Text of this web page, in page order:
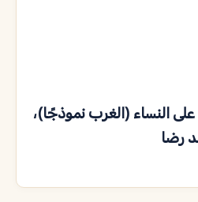
النساء (الغرب نموذجًا)،
رضا